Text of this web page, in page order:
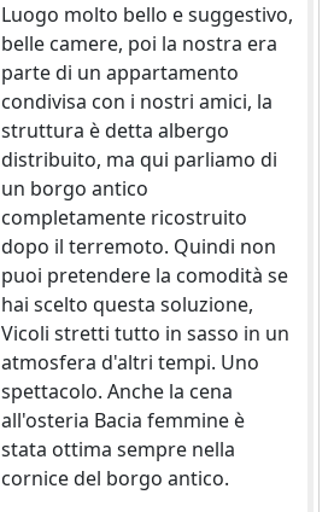
Luogo molto bello e suggestivo,
belle camere, poi la nostra era
parte di un appartamento
condivisa con i nostri amici, la
struttura è detta albergo
distribuito, ma qui parliamo di
un borgo antico
completamente ricostruito
dopo il terremoto. Quindi non
puoi pretendere la comodità se
hai scelto questa soluzione,
Vicoli stretti tutto in sasso in un
atmosfera d'altri tempi. Uno
spettacolo. Anche la cena
all'osteria Bacia femmine è
stata ottima sempre nella
cornice del borgo antico.